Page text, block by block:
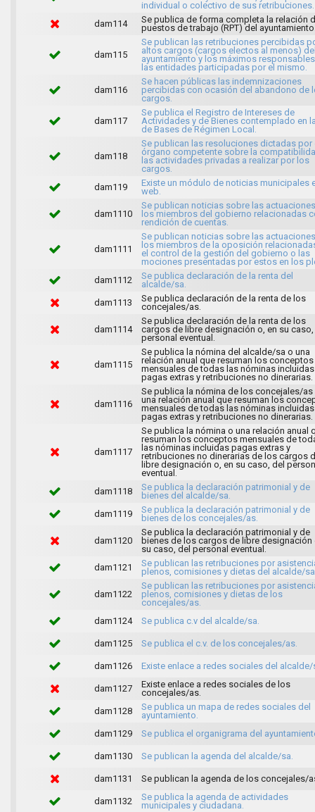
individual o colectivo de sus retribuciones.
dam114
Se publica de forma completa la relación
puestos de trabajo (RPT) del
dam115
Se publican las retribuciones percibidas
altos cargos (cargos electos al menos)
ayuntamiento y los máximos
las entidades participadas por el mismo.
dam116
Se hacen públicas las indemnizaciones
percibidas con ocasión del abandono de
cargos.
dam117
Se publica el Registro de Intereses de
Actividades y de Bienes contemplado en
de Bases de Régimen Local.
dam118
Se publican las resoluciones dictadas por
órgano competente sobre la
las actividades privadas a realizar por los
cargos.
dam119
Existe un módulo de noticias municipales
web.
dam1110
Se publican noticias sobre las
los miembros del gobierno relacionadas
rendición de cuentas.
dam1111
Se publican noticias sobre las
los miembros de la oposición
el control de la gestión del gobierno o las
mociones presentadas por estos en los
dam1112
Se publica declaración de la renta del
alcalde/sa.
dam1113
Se publica declaración de la renta de los
concejales/as.
dam1114
Se publica declaración de la renta de los
cargos de libre designación o, en su
personal eventual.
dam1115
Se publica la nómina del alcalde/sa o una
relación anual que resuman los conceptos
mensuales de todas las nóminas incluidas
pagas extras y retribuciones no dinerarias.
dam1116
Se publica la nómina de los concejales/as
una relación anual que resuman los
mensuales de todas las nóminas incluidas
pagas extras y retribuciones no dinerarias.
dam1117
Se publica la nómina o una relación anual
resuman los conceptos mensuales de
las nóminas incluidas pagas extras y
retribuciones no dinerarias de los cargos
libre designación o, en su caso, del
eventual.
dam1118
Se publica la declaración patrimonial y de
bienes del alcalde/sa.
dam1119
Se publica la declaración patrimonial y de
bienes de los concejales/as.
dam1120
Se publica la declaración patrimonial y de
bienes de los cargos de libre designación
su caso, del personal eventual.
dam1121
Se publican las retribuciones por
plenos, comisiones y dietas del alcalde/
dam1122
Se publican las retribuciones por
plenos, comisiones y dietas de los
concejales/as.
dam1124
Se publica c.v del alcalde/sa.
dam1125 Se publica el c.v. de los concejales/as.
dam1126 Existe enlace a redes sociales del alcalde/
dam1127
Existe enlace a redes sociales de los
concejales/as.
dam1128
Se publica un mapa de redes sociales del
ayuntamiento.
dam1129
Se publica el organigrama del
dam1130 Se publican la agenda del alcalde/sa.
dam1131 Se publican la agenda de los concejales/
dam1132
Se publica la agenda de actividades
municipales y ciudadana.